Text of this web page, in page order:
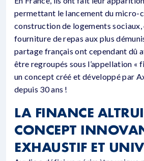
permettant le lancement du micro-
construction de logements sociaux,
fourniture de repas aux plus
partage français ont cependant dû
être regroupés sous l’appellation «
un concept créé et développé par
depuis 30 ans !
LA FINANCE
CONCEPT
EXHAUSTIF ET